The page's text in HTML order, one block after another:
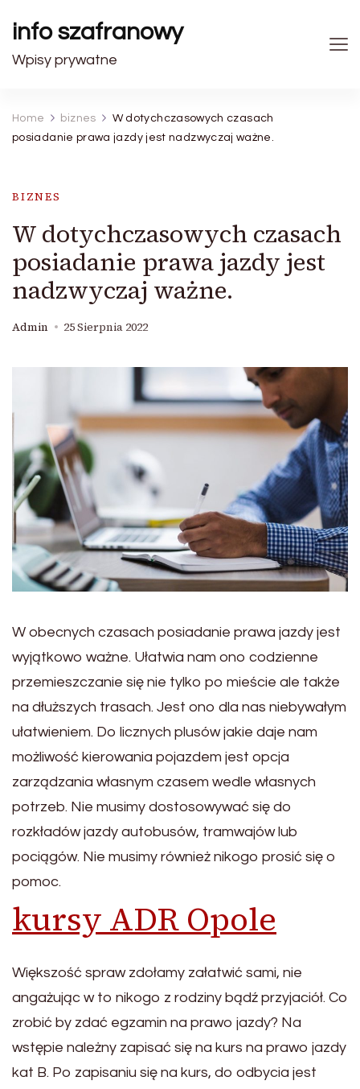
info szafranowy
Wpisy prywatne
Home biznes
W dotychczasowych czasach
posiadanie prawa jazdy jest nadzwyczaj ważne.
BIZNES
W dotychczasowych czasach
posiadanie prawa jazdy jest
nadzwyczaj ważne.
Admin 25 Sierpnia 2022
W obecnych czasach posiadanie prawa jazdy jest
wyjątkowo ważne. Ułatwia nam ono codzienne
przemieszczanie się nie tylko po mieście ale także
na dłuższych trasach. Jest ono dla nas niebywałym
ułatwieniem. Do licznych plusów jakie daje nam
możliwość kierowania pojazdem jest opcja
zarządzania własnym czasem wedle własnych
potrzeb. Nie musimy dostosowywać się do
rozkładów jazdy autobusów, tramwajów lub
pociągów. Nie musimy również nikogo prosić się o
pomoc.
kursy ADR Opole
Większość spraw zdołamy załatwić sami, nie
angażując w to nikogo z rodziny bądź przyjaciół. Co
zrobić by zdać egzamin na prawo jazdy? Na
wstępie należny zapisać się na kurs na prawo jazdy
kat B. Po zapisaniu się na kurs, do odbycia jest